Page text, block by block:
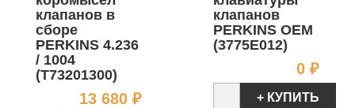
клапанов в
сборе
PERKINS 4.236
/ 1004
(T73201300)
13 680 ₽Цена
клапанов
PERKINS OEM
(3775E012)
0 ₽
+ КУПИТЬ